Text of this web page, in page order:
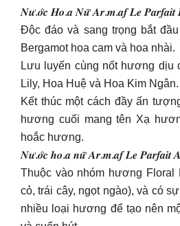
𝑵𝒖̛.𝒐̛́𝒄 𝑯𝒐.𝒂 𝑵𝒖̛̃ 𝑨𝒓.𝒎.𝒂𝒇 𝑳𝒆
Độc đáo và sang trọng bắt
Bergamot hoa cam và hoa nhài.
Lưu luyến cùng nốt hương dịu
Lily, Hoa Huệ và Hoa Kim Ngân.
Kết thúc một cách đầy ấn
hương cuối mang tên Xạ
hoắc hương.
𝑵𝒖̛.𝒐̛́𝒄 𝒉𝒐.𝒂 𝒏𝒖̛̃ 𝑨𝒓.𝒎.𝒂𝒇 𝑳𝒆 𝑷𝒂𝒓𝒇𝒂𝒊𝒕
Thuộc vào nhóm hương Floral
cỏ, trái cây, ngọt ngào), và có
nhiều loại hương để tạo nên